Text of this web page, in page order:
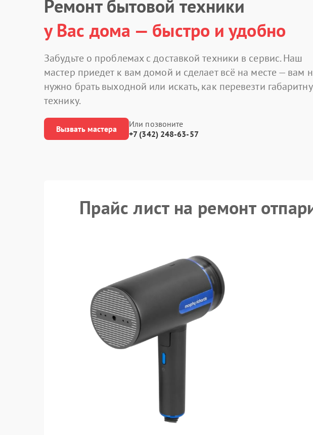
Ремонт бытовой техники
у Вас дома — быстро и удобно
Забудьте о проблемах с доставкой техники в сервис. Наш
мастер приедет к вам домой и сделает всё на месте — вам
нужно брать выходной или искать, как перевезти
технику.
Вызвать мастера
Или позвоните
+7 (342) 248-63-57
Прайс лист на ремонт